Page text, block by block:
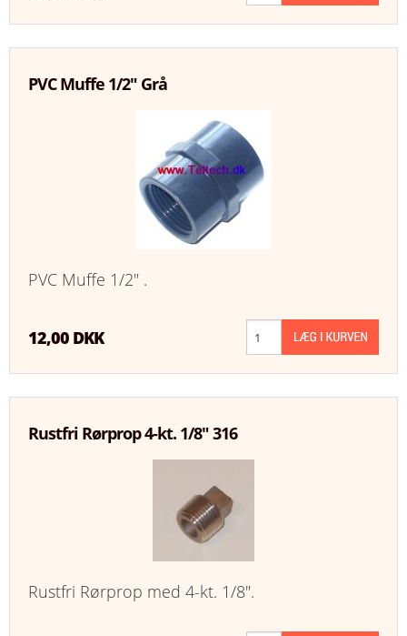
LOG UD
PVC Muffe 1/2" Grå
PVC Muffe 1/2" .
12,00 DKK
Rustfri Rørprop 4-kt. 1/8" 316
Rustfri Rørprop med 4-kt. 1/8".